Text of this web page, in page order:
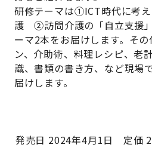
研修テーマは①ICT時代に考
護 ②訪問介護の「自立支援
ーマ2本をお届けします。そ
ン、介助術、料理レシピ、老
識、書類の書き方、など現場
届けします。
発売日 2024年4月1日 定価